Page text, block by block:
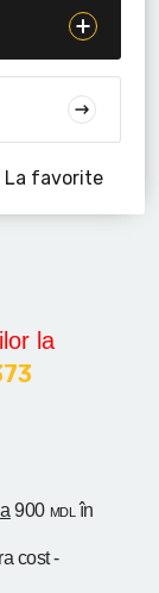
la
900 MDL în
cost -
La favorite